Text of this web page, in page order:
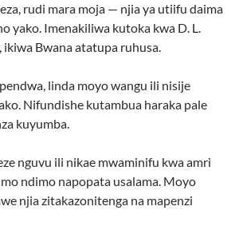
rudi mara moja — njia ya utiifu daima
yako. Imenakiliwa kutoka kwa D. L.
ikiwa Bwana atatupa ruhusa.
linda moyo wangu ili nisije
Nifundishe kutambua haraka pale
kuyumba.
nguvu ili nikae mwaminifu kwa amri
ndimo napopata usalama. Moyo
njia zitakazonitenga na mapenzi